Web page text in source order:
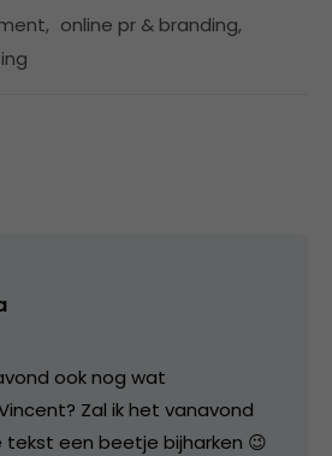
, online pr & branding,
ook nog wat
Zal ik het vanavond
een beetje bijharken 😉